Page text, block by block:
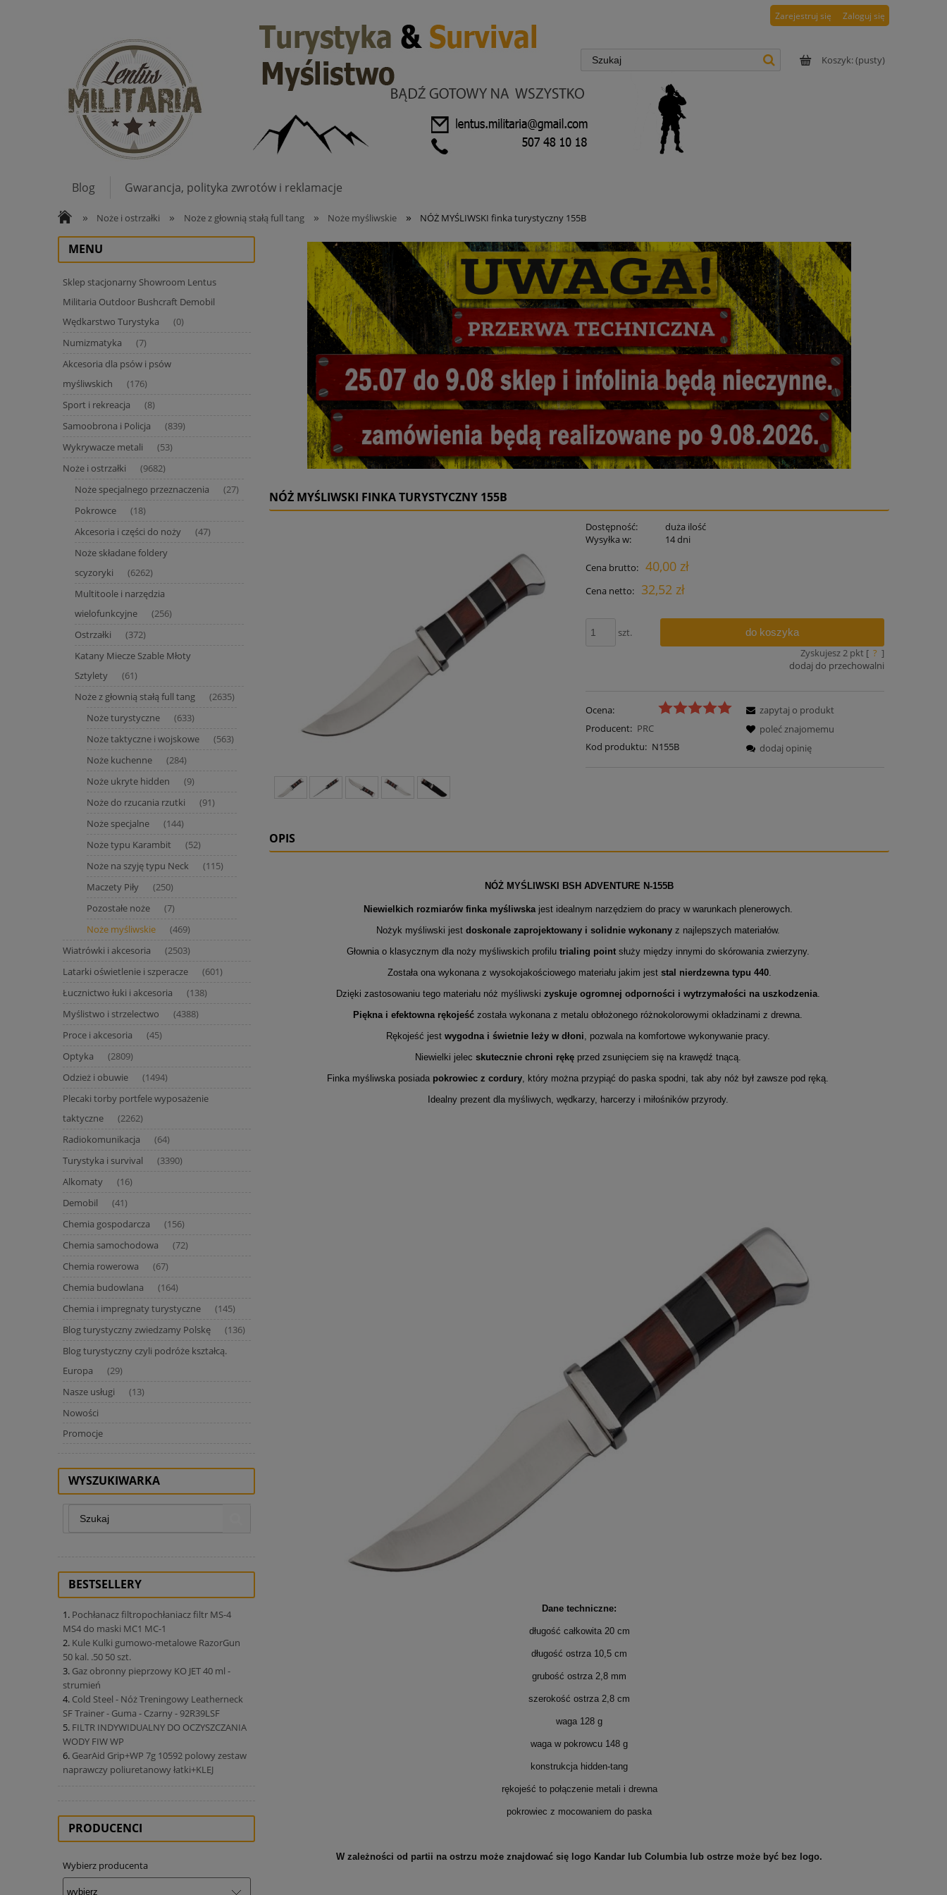
Zarejestruj się Zaloguj się
Koszyk:(pusty)
Blog
Gwarancja, polityka zwrotów i reklamacje
»
Noże i ostrzałki » Noże z głownią stałą full tang » Noże myśliwskie » NÓŻ MYŚLIWSKI finka turystyczny 155B
MENU
Sklep stacjonarny Showroom Lentus
Militaria Outdoor Bushcraft Demobil
Wędkarstwo Turystyka
(0)
Numizmatyka (7)
Akcesoria dla psów i psów
myśliwskich
(176)
Sport i rekreacja (8)
Samoobrona i Policja (839)
Wykrywacze metali (53)
Noże i ostrzałki (9682)
Noże specjalnego przeznaczenia (27)
Pokrowce (18)
Akcesoria i części do noży (47)
Noże składane foldery
scyzoryki
(6262)
Multitoole i narzędzia
wielofunkcyjne
(256)
Ostrzałki (372)
Katany Miecze Szable Młoty
Sztylety
(61)
Noże z głownią stałą full tang (2635)
Noże turystyczne (633)
Noże taktyczne i wojskowe (563)
Noże kuchenne (284)
Noże ukryte hidden (9)
Noże do rzucania rzutki (91)
Noże specjalne (144)
Noże typu Karambit (52)
Noże na szyję typu Neck (115)
Maczety Piły (250)
Pozostałe noże (7)
Noże myśliwskie (469)
Wiatrówki i akcesoria (2503)
Latarki oświetlenie i szperacze (601)
Łucznictwo łuki i akcesoria (138)
Myślistwo i strzelectwo (4388)
Proce i akcesoria (45)
Optyka (2809)
Odzież i obuwie (1494)
Plecaki torby portfele wyposażenie
taktyczne
(2262)
Radiokomunikacja (64)
Turystyka i survival (3390)
Alkomaty (16)
Demobil (41)
Chemia gospodarcza (156)
Chemia samochodowa (72)
Chemia rowerowa (67)
Chemia budowlana (164)
Chemia i impregnaty turystyczne (145)
Blog turystyczny zwiedzamy Polskę (136)
Blog turystyczny czyli podróże kształcą.
Europa
(29)
Nasze usługi (13)
Nowości
Promocje
WYSZUKIWARKA
BESTSELLERY
Pochłanacz filtropochłaniacz filtr MS-4
MS4 do maski MC1 MC-1
Kule Kulki gumowo-metalowe RazorGun
50 kal. .50 50 szt.
Gaz obronny pieprzowy KO JET 40 ml -
strumień
Cold Steel - Nóż Treningowy Leatherneck
SF Trainer - Guma - Czarny - 92R39LSF
FILTR INDYWIDUALNY DO OCZYSZCZANIA
WODY FIW WP
GearAid Grip+WP 7g 10592 polowy zestaw
naprawczy poliuretanowy łatki+KLEJ
PRODUCENCI
Wybierz producenta
NÓŻ MYŚLIWSKI FINKA TURYSTYCZNY 155B
Dostępność:
duża ilość
Wysyłka w:
14 dni
Cena brutto: 40,00 zł
Cena netto: 32,52 zł
szt. do koszyka
Zyskujesz 2 pkt [ ? ]
dodaj do przechowalni
Ocena:
Producent: PRC
Kod produktu: N155B
zapytaj o produkt
poleć znajomemu
dodaj opinię
OPIS
NÓŻ MYŚLIWSKI BSH ADVENTURE N-155B
Niewielkich rozmiarów finka myśliwskajest idealnym narzędziem do pracy w warunkach plenerowych.
Nożyk myśliwski jest doskonale zaprojektowany i solidnie wykonanyz najlepszych materiałów.
Głownia o klasycznym dla noży myśliwskich profilu trialing pointsłuży między innymi do skórowania zwierzyny.
Została ona wykonana z wysokojakościowego materiału jakim jest stal nierdzewna typu 440.
Dzięki zastosowaniu tego materiału nóż myśliwski zyskuje ogromnej odporności i wytrzymałości na uszkodzenia.
Piękna i efektowna rękojeść została wykonana z metalu obłożonego różnokolorowymi okładzinami z drewna.
Rękojeść jest wygodna i świetnie leży w dłoni , pozwala na komfortowe wykonywanie pracy.
Niewielki jelec skutecznie chroni rękęprzed zsunięciem się na krawędź tnącą.
Finka myśliwska posiada pokrowiec z cordury , który można przypiąć do paska spodni, tak aby nóż był zawsze pod ręką.
Idealny prezent dla myśliwych, wędkarzy, harcerzy i miłośników przyrody.
Dane techniczne:
długość całkowita 20 cm
długość ostrza 10,5 cm
grubość ostrza 2,8 mm
szerokość ostrza 2,8 cm
waga 128 g
waga w pokrowcu 148 g
konstrukcja hidden-tang
rękojeść to połączenie metali i drewna
pokrowiec z mocowaniem do paska
W zależności od partii na ostrzu może znajdować się logo Kandar lub Columbia lub ostrze może być bez logo.